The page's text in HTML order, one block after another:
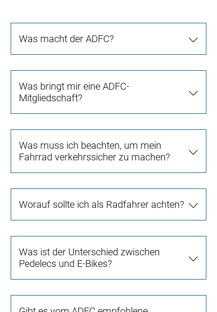
Was macht der ADFC?
Was bringt mir eine ADFC-
Mitgliedschaft?
Was muss ich beachten, um mein
Fahrrad verkehrssicher zu machen?
Worauf sollte ich als Radfahrer achten?
Was ist der Unterschied zwischen
Pedelecs und E-Bikes?